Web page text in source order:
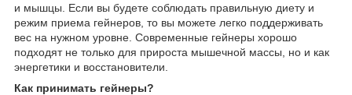
и мышцы. Если вы будете соблюдать правильную диету и
режим приема гейнеров, то вы можете легко поддерживать
вес на нужном уровне. Современные гейнеры хорошо
подходят не только для прироста мышечной массы, но и как
энергетики и восстановители.
Как принимать гейнеры?